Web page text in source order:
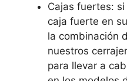
Cajas fuertes:
caja fuerte en
la combinación
nuestros
para llevar a